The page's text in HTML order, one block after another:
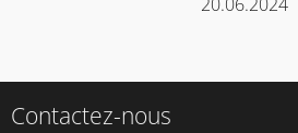
Contactez-nous